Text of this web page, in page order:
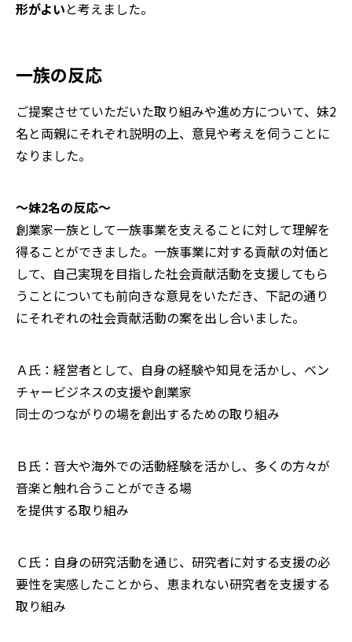
形がよいと考えました。
一族の反応
ご提案させていただいた取り組みや進め方について、妹2
名と両親にそれぞれ説明の上、意見や考えを伺うことに
なりました。
～妹2名の反応～
創業家一族として一族事業を支えることに対して理解を
得ることができました。一族事業に対する貢献の対価と
して、自己実現を目指した社会貢献活動を支援してもら
うことについても前向きな意見をいただき、下記の通り
にそれぞれの社会貢献活動の案を出し合いました。
Ａ氏：経営者として、自身の経験や知見を活かし、ベン
チャービジネスの支援や創業家
同士のつながりの場を創出するための取り組み
Ｂ氏：音大や海外での活動経験を活かし、多くの方々が
音楽と触れ合うことができる場
を提供する取り組み
Ｃ氏：自身の研究活動を通じ、研究者に対する支援の必
要性を実感したことから、恵まれない研究者を支援する
取り組み